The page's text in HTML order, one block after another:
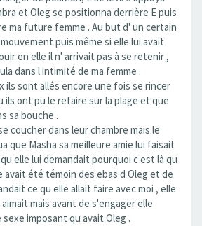
et Oleg se positionna derrière E puis
ma future femme . Au but d' un certain
puis même si elle lui avait
en elle il n' arrivait pas à se retenir ,
dans l intimité de ma femme .
ils sont allés encore une fois se rincer
ils ont pu le refaire sur la plage et que
sa bouche .
coucher dans leur chambre mais le
que Masha sa meilleure amie lui faisait
elle lui demandait pourquoi c est là qu
avait été témoin des ebas d Oleg et de
ce qu elle allait faire avec moi , elle
mais avant de s'engager elle
imposant qu avait Oleg .